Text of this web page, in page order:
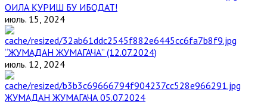
ОИЛА ҚУРИШ БУ ИБОДАТ!
июль. 15, 2024
“ЖУМАДАН ЖУМАГАЧА” (12.07.2024)
июль. 12, 2024
ЖУМАДАН ЖУМАГАЧА 05.07.2024